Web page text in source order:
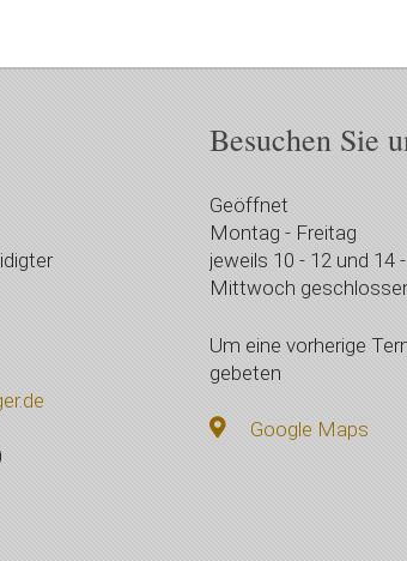
Besuchen Sie
Geöffnet
Montag - Freitag
jeweils 10 - 12 und 14
Mittwoch
Um eine vorherige
gebeten
Google Maps